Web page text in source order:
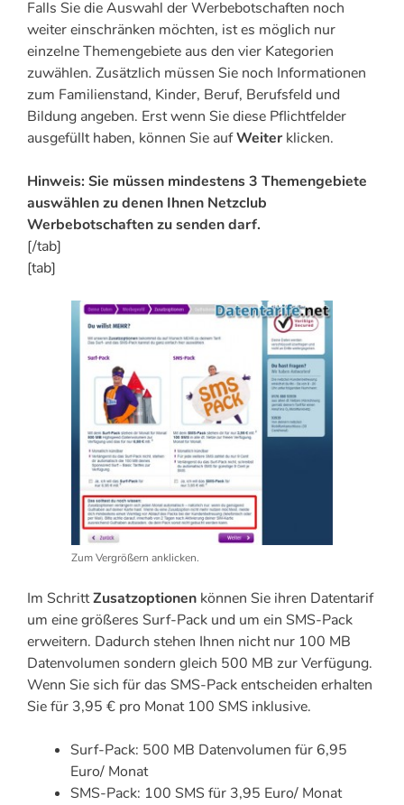
Falls Sie die Auswahl der Werbebotschaften noch
weiter einschränken möchten, ist es möglich nur
einzelne Themengebiete aus den vier Kategorien
zuwählen. Zusätzlich müssen Sie noch Informationen
zum Familienstand, Kinder, Beruf, Berufsfeld und
Bildung angeben. Erst wenn Sie diese Pflichtfelder
ausgefüllt haben, können Sie aufWeiterklicken.
Hinweis: Sie müssen mindestens 3 Themengebiete
auswählen zu denen Ihnen Netzclub
Werbebotschaften zu senden darf.
[/tab]
[tab]
Zum Vergrößern anklicken.
Im SchrittZusatzoptionen können Sie ihren Datentarif
um eine größeres Surf-Pack und um ein SMS-Pack
erweitern. Dadurch stehen Ihnen nicht nur 100 MB
Datenvolumen sondern gleich 500 MB zur Verfügung.
Wenn Sie sich für das SMS-Pack entscheiden erhalten
Sie für 3,95 € pro Monat 100 SMS inklusive.
Surf-Pack: 500 MB Datenvolumen für 6,95
Euro/ Monat
SMS-Pack: 100 SMS für 3,95 Euro/ Monat